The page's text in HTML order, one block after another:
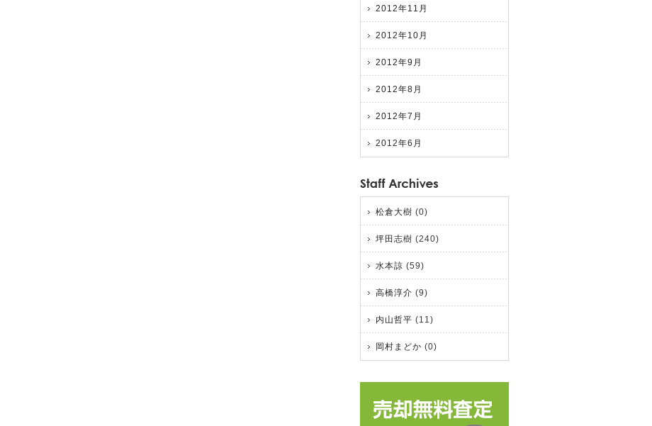
2012年11月
2012年10月
2012年9月
2012年8月
2012年7月
2012年6月
松倉大樹 (0)
坪田志樹 (240)
水本諒 (59)
高橋淳介 (9)
内山哲平 (11)
岡村まどか (0)